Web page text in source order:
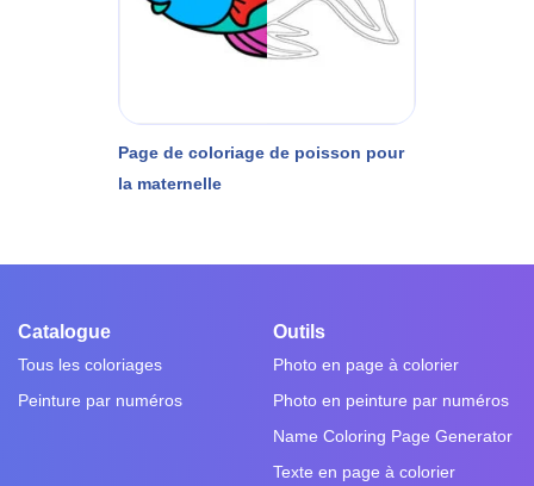
Page de coloriage de poisson pour
la maternelle
Catalogue
Tous les coloriages
Peinture par numéros
Outils
Photo en page à colorier
Photo en peinture par numéros
Name Coloring Page Generator
Texte en page à colorier